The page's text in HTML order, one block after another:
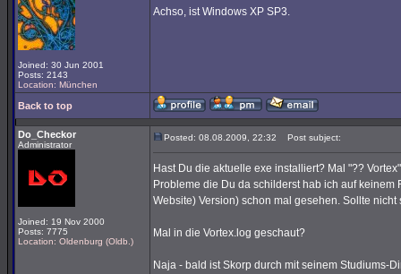
Joined: 30 Jun 2001
Posts: 2143
Location: München
Achso, ist Windows XP SP3.
Back to top
Do_Checkor
Administrator
Joined: 19 Nov 2000
Posts: 7775
Location: Oldenburg (Oldb.)
Posted: 08.08.2009, 22:32 Post subject:
Hast Du die aktuelle exe installiert? Mal "??
Probleme die Du da schilderst hab ich auf
Website) Version) schon mal gesehen. Sollte nicht
Mal in die Vortex.log geschaut?
Naja - bald ist Skorp durch mit seinem Studiums-